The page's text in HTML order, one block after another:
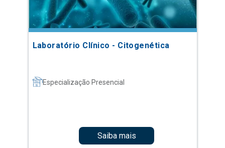
Laboratório Clínico - Citogenética
Especialização Presencial
Saiba mais